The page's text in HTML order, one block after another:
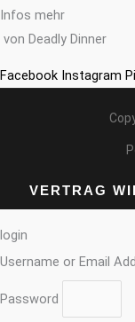
Infos mehr
von Deadly Dinner
Facebook Instagram
VERTRAG
login
Username or Email
Password